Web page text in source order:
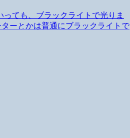
ても、ブラックライトで光りま
ーとかは普通にブラックライトで